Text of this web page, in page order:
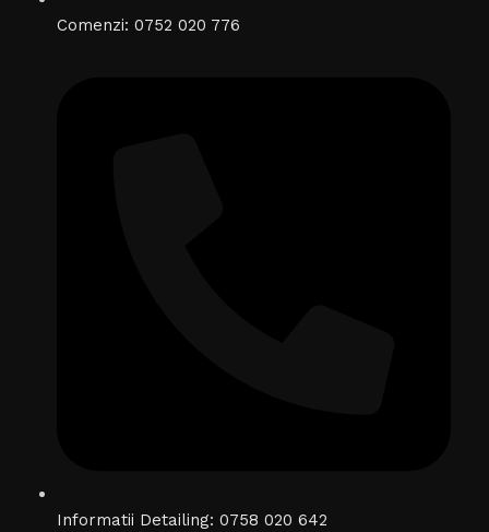
Comenzi: 0752 020 776
Informatii Detailing: 0758 020 642